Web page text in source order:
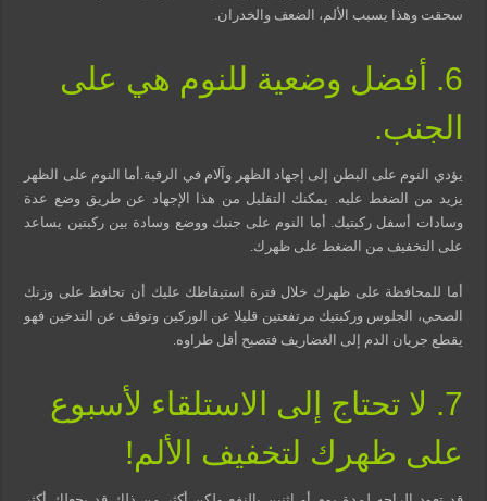
سحقت وهذا يسبب الألم، الضعف والخدران.
6. أفضل وضعية للنوم هي على
الجنب.
يؤدي النوم على البطن إلى إجهاد الظهر وآلام في الرقبة.أما النوم على الظهر
يزيد من الضغط عليه. يمكنك التقليل من هذا الإجهاد عن طريق وضع عدة
وسادات أسفل ركبتيك. أما النوم على جنبك ووضع وسادة بين ركبتين يساعد
على التخفيف من الضغط على ظهرك.
أما للمحافظة على ظهرك خلال فترة استيقاظك عليك أن تحافظ على وزنك
الصحي، الجلوس وركبتيك مرتفعتين قليلا عن الوركين وتوقف عن التدخين فهو
يقطع جريان الدم إلى الغضاريف فتصبح أقل طراوه.
7. لا تحتاج إلى الاستلقاء لأسبوع
على ظهرك لتخفيف الألم!